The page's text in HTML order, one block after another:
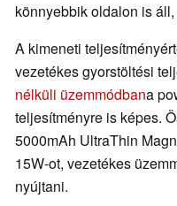
könnyebbik oldalon is
A kimeneti
vezetékes gyorstöltési
nélküli üzemmódbana
teljesítményre is képes.
5000mAh UltraThin
15W-ot, vezetékes
nyújtani.